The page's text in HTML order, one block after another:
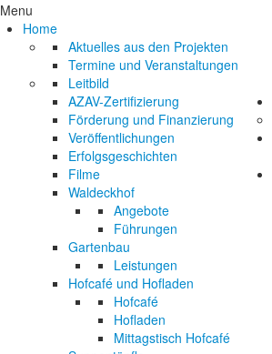
Menu
Home
Aktuelles aus den Projekten
Termine und Veranstaltungen
Leitbild
AZAV-Zertifizierung
Förderung und Finanzierung
Veröffentlichungen
Erfolgsgeschichten
Filme
Waldeckhof
Angebote
Führungen
Gartenbau
Leistungen
Hofcafé und Hofladen
Hofcafé
Hofladen
Mittagstisch Hofcafé